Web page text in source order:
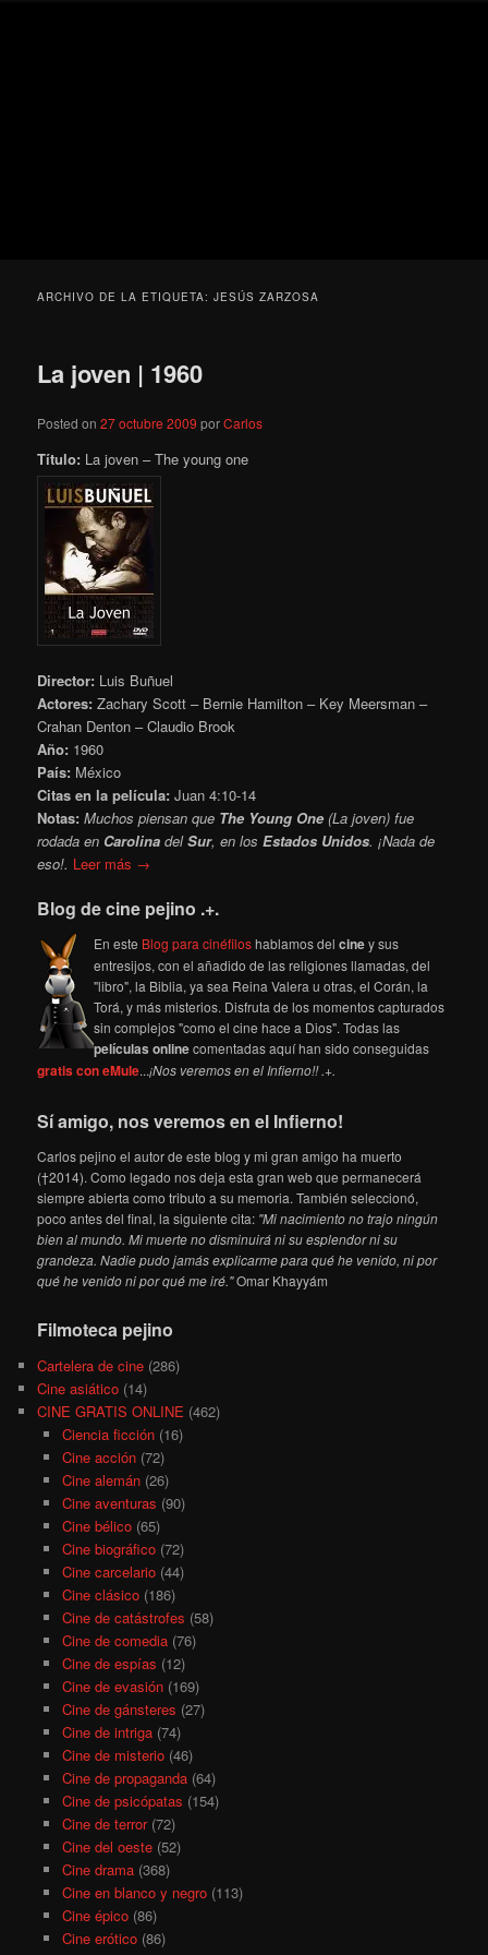
ARCHIVO DE LA ETIQUETA:JESÚS ZARZOSA
La joven | 1960
Posted on27 octubre 2009 porCarlos
Título: La joven – The young one
Director: Luis Buñuel
Actores: Zachary Scott – Bernie Hamilton – Key Meersman –
Crahan Denton – Claudio Brook
Año: 1960
País: México
Citas en la película: Juan 4:10-14
Notas:Muchos piensan que The Young One (La joven) fue
rodada en Carolina delSur, en losEstados Unidos. ¡Nada de
eso!. Leer más →
Blog de cine pejino .+.
En este Blog para cinéfiloshablamos delciney sus
entresijos, con el añadido de las religiones llamadas, del
"libro", la Biblia, ya sea Reina Valera u otras, el Corán, la
Torá, y más misterios. Disfruta de los momentos capturados
sin complejos "como el cine hace a Dios". Todas las
películas onlinecomentadas aquí han sido conseguidas
gratis con eMule...¡Nos veremos en el Infierno!! .+.
Sí amigo, nos veremos en el Infierno!
Carlos pejino el autor de este blog y mi gran amigo ha muerto
(†2014). Como legado nos deja esta gran web que permanecerá
siempre abierta como tributo a su memoria. También seleccionó,
poco antes del final, la siguiente cita: "Mi nacimiento no trajo ningún
bien al mundo. Mi muerte no disminuirá ni su esplendor ni su
grandeza. Nadie pudo jamás explicarme para qué he venido, ni por
qué he venido ni por qué me iré."Omar Khayyám
Filmoteca pejino
Cartelera de cine (286)
Cine asiático (14)
CINE GRATIS ONLINE (462)
Ciencia ficción(16)
Cine acción(72)
Cine alemán(26)
Cine aventuras (90)
Cine bélico(65)
Cine biográfico(72)
Cine carcelario(44)
Cine clásico(186)
Cine de catástrofes (58)
Cine de comedia(76)
Cine de espías (12)
Cine de evasión(169)
Cine de gánsteres (27)
Cine de intriga(74)
Cine de misterio(46)
Cine de propaganda(64)
Cine de psicópatas (154)
Cine de terror(72)
Cine del oeste(52)
Cine drama(368)
Cine en blanco y negro(113)
Cine épico(86)
Cine erótico(86)